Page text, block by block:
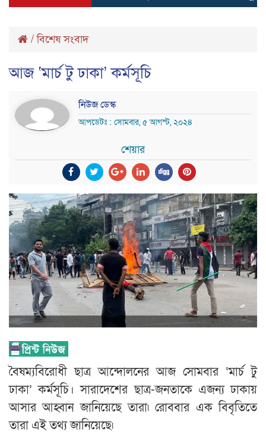
/বিশেষ সংবাদ
আজ ‘মার্চ টু ঢাকা’ কর্মসূচি
নিউজ ডেস্ক
আপডেটঃ : সোমবার, ৫ আগস্ট, ২০২৪
শেয়ার
বৈষম্যবিরোধী ছাত্র আন্দোলনের আজ সোমবার ‘মার্চ টু
ঢাকা’ কর্মসূচি। সারাদেশের ছাত্র-জনতাকে এজন্য ঢাকায়
আসার আহ্বান জানিয়েছে তারা৷ রোববার এক বিবৃতিতে
তারা এই তথ্য জানিয়েছে৷